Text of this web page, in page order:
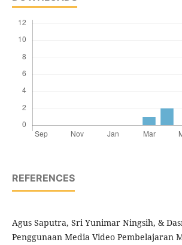
REFERENCES
Agus Saputra, Sri Yunimar Ningsih, &
Penggunaan Media Video Pembelajaran